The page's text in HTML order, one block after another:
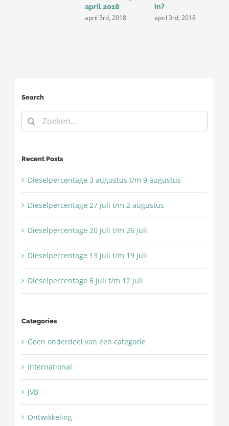
april 2018
april 3rd, 2018
in?
april 3rd, 2018
Search
Zoeken
naar:
Recent Posts
Dieselpercentage 3 augustus t/m 9 augustus
Dieselpercentage 27 juli t/m 2 augustus
Dieselpercentage 20 juli t/m 26 juli
Dieselpercentage 13 juli t/m 19 juli
Dieselpercentage 6 juli t/m 12 juli
Categories
Geen onderdeel van een categorie
International
JVB
Ontwikkeling